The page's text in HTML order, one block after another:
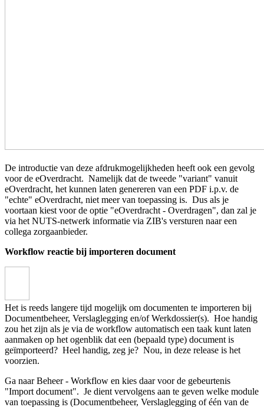
De introductie van deze afdrukmogelijkheden heeft ook een gevolg
voor de eOverdracht. Namelijk dat de tweede "variant" vanuit
eOverdracht, het kunnen laten genereren van een PDF i.p.v. de
"echte" eOverdracht, niet meer van toepassing is. Dus als je
voortaan kiest voor de optie "eOverdracht - Overdragen", dan zal je
via het NUTS-netwerk informatie via ZIB's versturen naar een
collega zorgaanbieder.
Workflow reactie bij importeren document
Het is reeds langere tijd mogelijk om documenten te importeren bij
Documentbeheer, Verslaglegging en/of Werkdossier(s). Hoe handig
zou het zijn als je via de workflow automatisch een taak kunt laten
aanmaken op het ogenblik dat een (bepaald type) document is
geïmporteerd? Heel handig, zeg je? Nou, in deze release is het
voorzien.
Ga naar Beheer - Workflow en kies daar voor de gebeurtenis
"Import document". Je dient vervolgens aan te geven welke module
van toepassing is (Documentbeheer, Verslaglegging of één van de